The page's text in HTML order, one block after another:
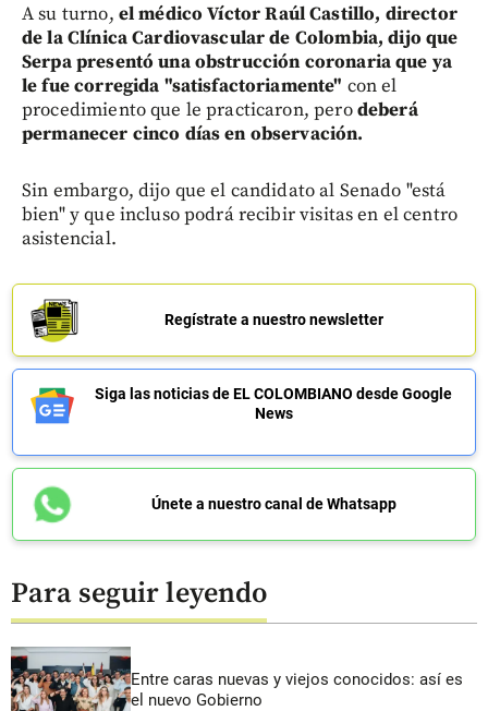
A su turno, el médico Víctor Raúl Castillo, director
de la Clínica Cardiovascular de Colombia, dijo que
Serpa presentó una obstrucción coronaria que ya
le fue corregida "satisfactoriamente" con el
procedimiento que le practicaron, perodeberá
permanecer cinco días en observación.
Sin embargo, dijo que el candidato al Senado "está
bien" y que incluso podrá recibir visitas en el centro
asistencial.
Regístrate a nuestro newsletter
Siga las noticias de EL COLOMBIANO desde Google
News
Únete a nuestro canal de Whatsapp
Para seguir leyendo
Entre caras nuevas y viejos conocidos: así es
el nuevo Gobierno